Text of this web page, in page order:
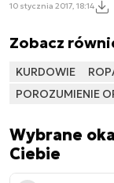
10 stycznia 2017, 18:14
Zobacz
KURDOWIE
POROZUMIENIE
Wybrane
Ciebie